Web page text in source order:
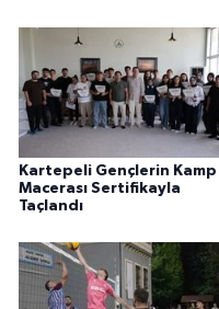
Kartepeli Gençlerin Kamp
Macerası Sertifikayla
Taçlandı